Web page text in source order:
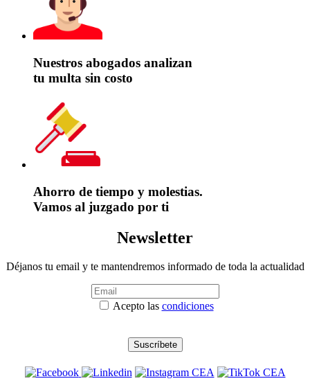
Nuestros abogados analizan
tu multa sin costo
Ahorro de tiempo y molestias.
Vamos al juzgado por ti
Newsletter
Déjanos tu email y te mantendremos informado de toda la actualidad
Acepto las condiciones